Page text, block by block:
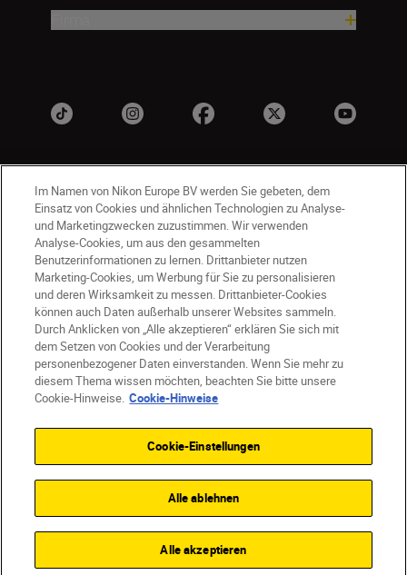
AT Nikon Sites
Kontaktieren Sie uns
Datenschutzhinweis
Nutzungsbedingungen
Geschäftsbedingungen des Nikon Stores
Cookie-Hinweise
Barrierefreiheit
Cookie-Einstellungen
© 2026 Nikon
SKIP
Im Namen von Nikon Europe BV werden Sie gebeten, dem
Einsatz von Cookies und ähnlichen Technologien zu Analyse-
und Marketingzwecken zuzustimmen. Wir verwenden
Analyse-Cookies, um aus den gesammelten
Benutzerinformationen zu lernen. Drittanbieter nutzen
Marketing-Cookies, um Werbung für Sie zu personalisieren
und deren Wirksamkeit zu messen. Drittanbieter-Cookies
können auch Daten außerhalb unserer Websites sammeln.
Durch Anklicken von „Alle akzeptieren“ erklären Sie sich mit
dem Setzen von Cookies und der Verarbeitung
personenbezogener Daten einverstanden. Wenn Sie mehr zu
diesem Thema wissen möchten, beachten Sie bitte unsere
Cookie-Hinweise. Cookie-Hinweise
Cookie-Einstellungen
Alle ablehnen
Alle akzeptieren